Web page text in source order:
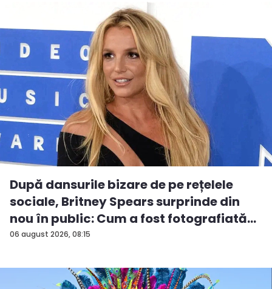
06 august 2026, 08:15
După dansurile bizare de pe rețelele
sociale, Britney Spears surprinde din
nou în public: Cum a fost fotografiată
î...